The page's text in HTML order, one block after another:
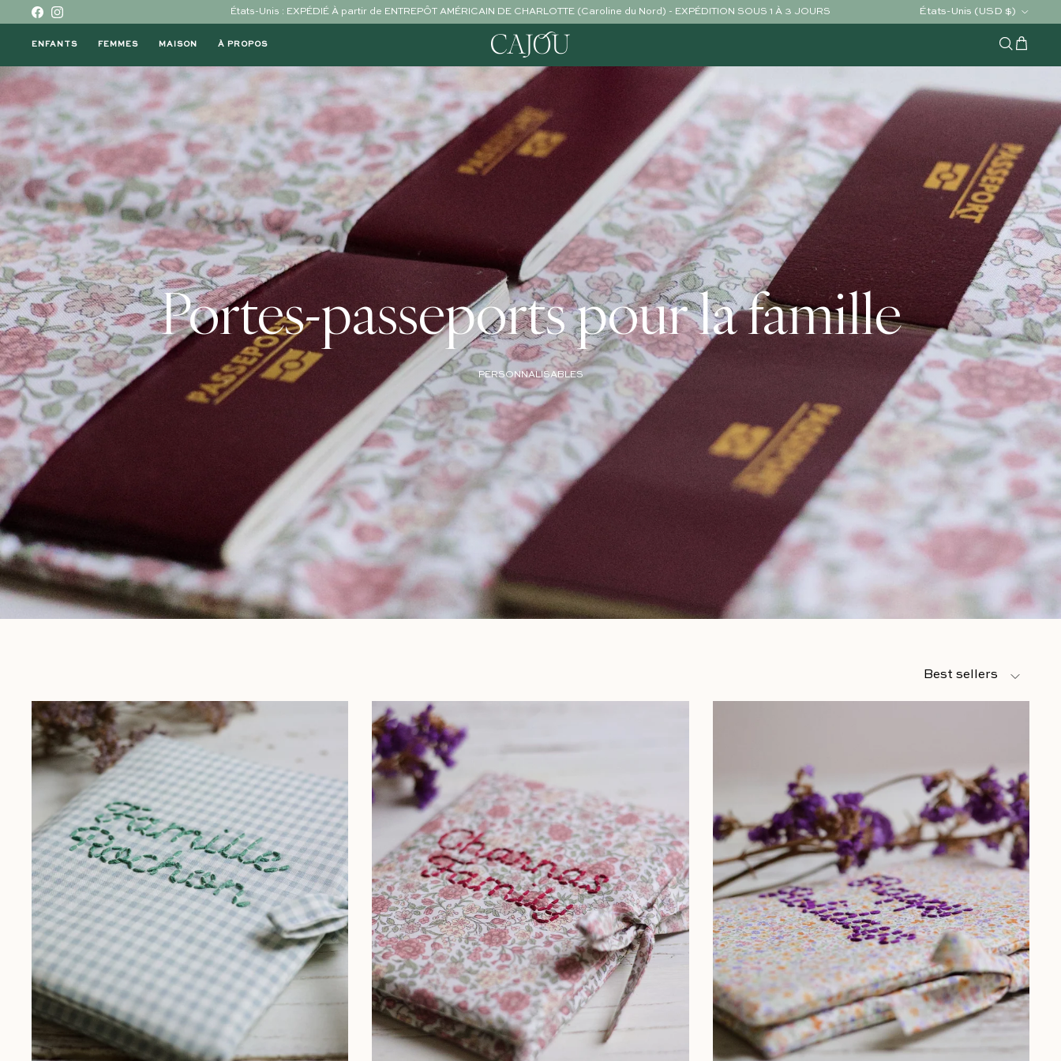
Skip to content
Facebook
Instagram États-Unis : EXPÉDIÉ À partir de ENTREPÔT AMÉRICAIN DE CHARLOTTE (Caroline du Nord) - EXPÉDITION SOUS 1 À 3 JOURS
Pays/Région
États-Unis (USD $)
ENFANTS FEMMES MAISON À PROPOS
Recherche
Chariot
Portes-passeports pour la famille
PERSONNALISABLES
Trier par
Best sellers